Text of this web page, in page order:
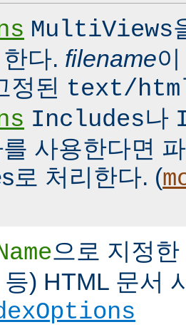
MultiViews
다. filename
정된 text/
Includes나
사용한다면
로 처리한다. (
으로 지정
) HTML 문서